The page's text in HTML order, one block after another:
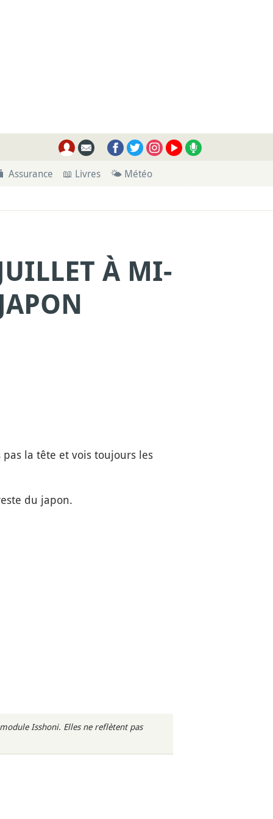
Assurance 📖 Livres 🌤 Météo
À MI-
la tête et vois toujours les
du japon.
Isshoni. Elles ne reflètent pas